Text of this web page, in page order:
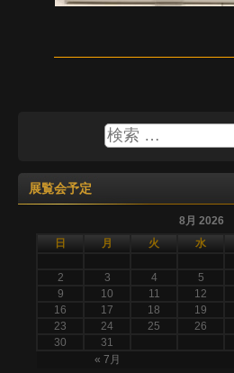
展覧会予定
8月 2026
日
月 火 水
2
3 4 5
9
10 11 12
16
17 18 19
23
24 25 26
30
31
« 7月